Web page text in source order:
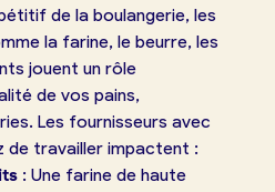
de la boulangerie, les
la farine, le beurre, les
jouent un rôle
de vos pains,
Les fournisseurs avec
de travailler impactent :
: Une farine de haute